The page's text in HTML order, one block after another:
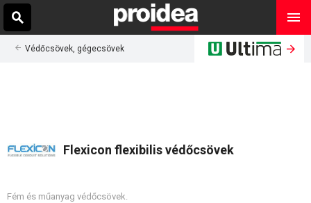
Védőcsövek, gégecsövek
Flexicon flexibilis védőcsövek
Fém és műanyag védőcsövek.